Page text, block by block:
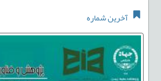
آخرین شماره